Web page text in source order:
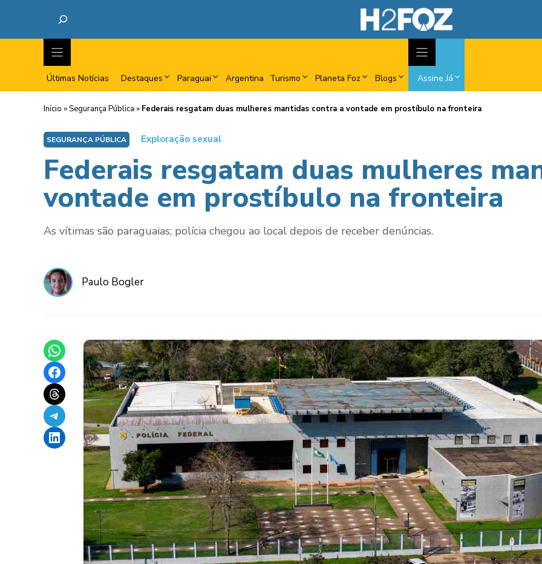
Últimas Notícias Destaques Paraguai Argentina Turismo Planeta Foz Blogs Assine Já
Início »Segurança Pública » Federais resgatam duas mulheres mantidas contra a vontade em prostíbulo na fronteira
SEGURANÇA PÚBLICA Exploração sexual
Federais resgatam duas mulheres
vontade em prostíbulo na fronteira
As vítimas são paraguaias; polícia chegou ao local depois de receber denúncias.
Paulo Bogler
Share on WhatsApp
Share on Facebook
Share on Threads
Share on Telegram
Share on LinkedIn